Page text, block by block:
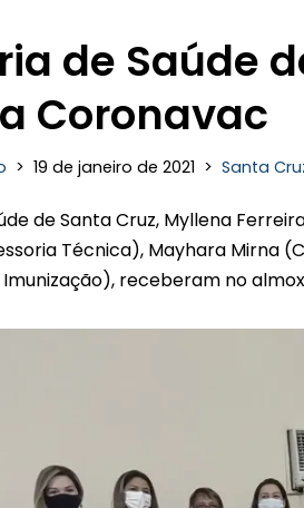
de Saúde
Coronavac
19 de janeiro de 2021 Santa
de Santa Cruz, Myllena
Técnica), Mayhara Mirna
receberam no